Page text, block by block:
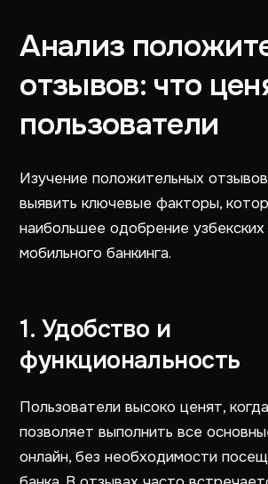
Анализ
отзывов: что
пользователи
Изучение положительных
выявить ключевые факторы,
наибольшее одобрение
мобильного банкинга.
1. Удобство и
функциональность
Пользователи высоко ценят,
позволяет выполнить все
онлайн, без необходимости